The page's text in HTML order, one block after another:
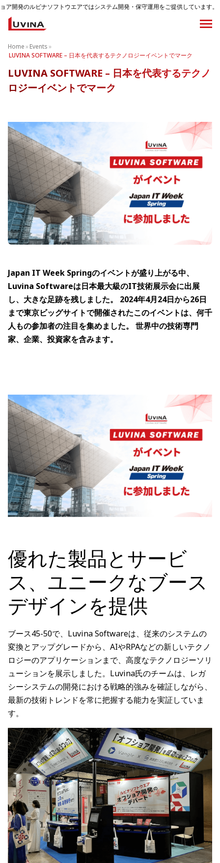
ソフトウエアではシステム開発・保守運用をご提供しています。
Home»Events»
LUVINA SOFTWARE – 日本を代表するテクノロジーイベントでマーク
LUVINA SOFTWARE – 日本を代表するテクノ
ロジーイベントでマーク
Japan IT Week Springのイベントが盛り上がる中、
Luvina Softwareは日本最大級のIT技術展示会に出展
し、大きな足跡を残しました。 2024年4月24日から26日
まで東京ビッグサイトで開催されたこのイベントは、何千
人もの参加者の注目を集めました。 世界中の技術専門
家、企業、投資家を含みます。
優れた製品とサービ
ス、ユニークなブース
デザインを提供
ブース45-50で、Luvina Softwareは、従来のシステムの
変換とアップグレードから、AIやRPAなどの新しいテクノ
ロジーのアプリケーションまで、高度なテクノロジーソリ
ューションを展示しました。Luvina氏のチームは、レガ
シーシステムの開発における戦略的強みを確証しながら、
最新の技術トレンドを常に把握する能力を実証していま
す。